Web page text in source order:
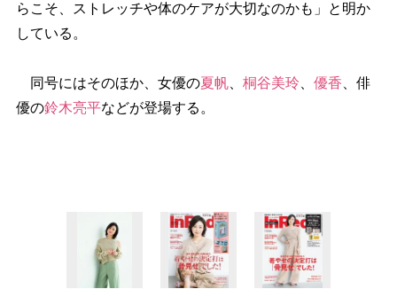
らこそ、ストレッチや体のケアが大切なのかも」と明か
している。
同号にはそのほか、女優の夏帆、 桐谷美玲 優香 、俳
優の鈴木亮平などが登場する。